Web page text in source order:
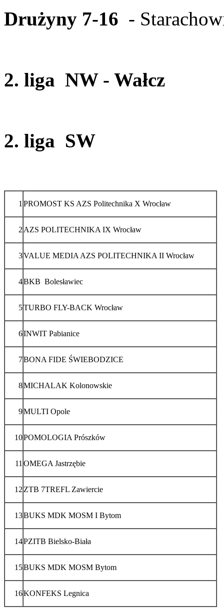
Drużyny 7-16 -
2. liga NW - Wałcz
2. liga SW
1 PROMOST KS AZS Politechnika X Wrocław
2 AZS POLITECHNIKA IX Wrocław
3VALUE MEDIA AZS POLITECHNIKA II Wrocław
4BKB Bolesławiec
5TURBO FLY-BACK Wrocław
6INWIT Pabianice
7BONA FIDE ŚWIEBODZICE
8MICHALAK Kolonowskie
9MULTI Opole
10POMOLOGIA Prószków
11 OMEGA Jastrzębie
12 ZTB 7TREFL Zawiercie
13BUKS MDK MOSM I Bytom
14PZITB Bielsko-Biała
15BUKS MDK MOSM Bytom
16KONFEKS Legnica